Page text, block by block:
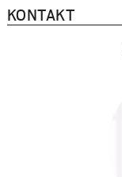
KONTAKT